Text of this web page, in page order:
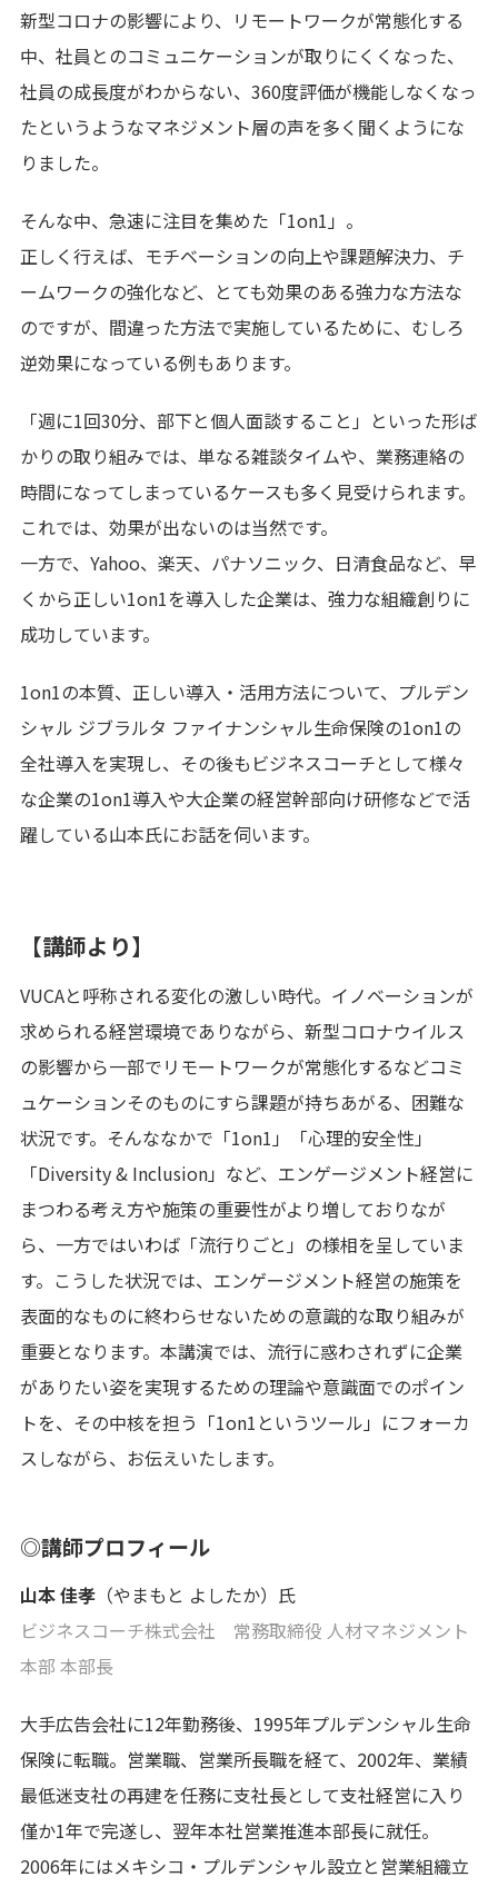
新型コロナの影響により、リモートワークが常態化する
中、社員とのコミュニケーションが取りにくくなった、
社員の成長度がわからない、360度評価が機能しなくなっ
たというようなマネジメント層の声を多く聞くようにな
りました。
そんな中、急速に注目を集めた「1on1」。
正しく行えば、モチベーションの向上や課題解決力、チ
ームワークの強化など、とても効果のある強力な方法な
のですが、間違った方法で実施しているために、むしろ
逆効果になっている例もあります。
「週に1回30分、部下と個人面談すること」といった形ば
かりの取り組みでは、単なる雑談タイムや、業務連絡の
時間になってしまっているケースも多く見受けられます。
これでは、効果が出ないのは当然です。
一方で、Yahoo、楽天、パナソニック、日清食品など、早
くから正しい1on1を導入した企業は、強力な組織創りに
成功しています。
1on1の本質、正しい導入・活用方法について、プルデン
シャル ジブラルタ ファイナンシャル生命保険の1on1の
全社導入を実現し、その後もビジネスコーチとして様々
な企業の1on1導入や大企業の経営幹部向け研修などで活
躍している山本氏にお話を伺います。
【講師より】
VUCAと呼称される変化の激しい時代。イノベーションが
求められる経営環境でありながら、新型コロナウイルス
の影響から一部でリモートワークが常態化するなどコミ
ュケーションそのものにすら課題が持ちあがる、困難な
状況です。そんななかで「1on1」「心理的安全性」
「Diversity & Inclusion」など、エンゲージメント経営に
まつわる考え方や施策の重要性がより増しておりなが
ら、一方ではいわば「流行りごと」の様相を呈していま
す。こうした状況では、エンゲージメント経営の施策を
表面的なものに終わらせないための意識的な取り組みが
重要となります。本講演では、流行に惑わされずに企業
がありたい姿を実現するための理論や意識面でのポイン
トを、その中核を担う「1on1というツール」にフォーカ
スしながら、お伝えいたします。
◎講師プロフィール
山本 佳孝（やまもと よしたか）氏
ビジネスコーチ株式会社 常務取締役 人材マネジメント
本部 本部長
大手広告会社に12年勤務後、1995年プルデンシャル生命
保険に転職。営業職、営業所長職を経て、2002年、業績
最低迷支社の再建を任務に支社長として支社経営に入り
僅か1年で完遂し、翌年本社営業推進本部長に就任。
2006年にはメキシコ・プルデンシャル設立と営業組織立